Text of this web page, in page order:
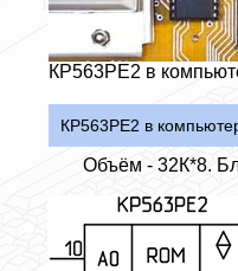
КР563РЕ2 в
КР563РЕ2 в
Объём - 32К*8.